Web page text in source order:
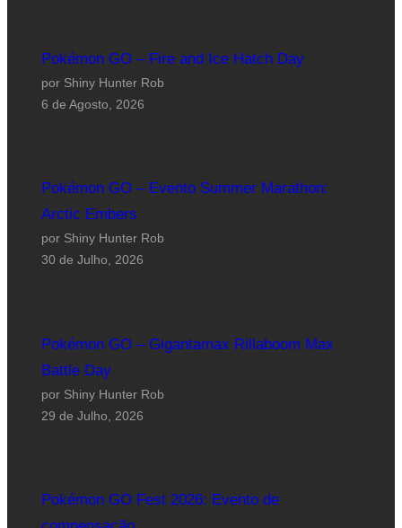
Pokémon GO – Fire and Ice Hatch Day
por Shiny Hunter Rob
6 de Agosto, 2026
Pokémon GO – Evento Summer Marathon:
Arctic Embers
por Shiny Hunter Rob
30 de Julho, 2026
Pokémon GO – Gigantamax Rillaboom Max
Battle Day
por Shiny Hunter Rob
29 de Julho, 2026
Pokémon GO Fest 2026: Evento de